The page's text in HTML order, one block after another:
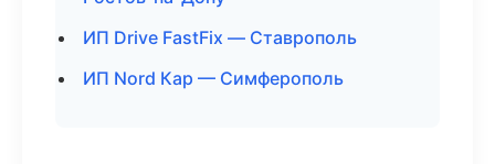
ИП Drive FastFix — Ставрополь
ИП Nord Кар — Симферополь